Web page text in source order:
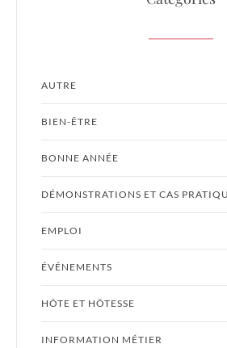
AUTRE
BIEN-ÊTRE
BONNE ANNÉE
DÉMONSTRATIONS ET CAS
EMPLOI
ÉVÉNEMENTS
HÔTE ET HÔTESSE
INFORMATION MÉTIER